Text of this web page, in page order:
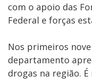
com o apoio das
Federal e forças
Nos primeiros
departamento
drogas na região.